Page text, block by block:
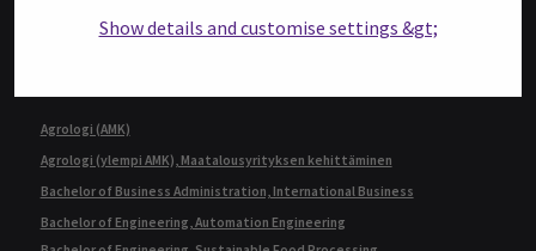
Show details and customise settings &gt;
Agrologi (AMK)
Agrologi (ylempi AMK), Maatalousyrityksen kehittäminen
Bachelor of Business Administration, International Business
Bachelor of Engineering, Automation Engineering